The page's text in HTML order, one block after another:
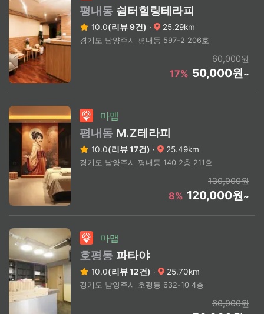
평내동 쉼터힐링테라피
10.0(리뷰 9건) · 25.29km
경기도 남양주시 평내동 597-2 206호
60,000원
17% 50,000원~
마맵
평내동 M.Z테라피
10.0(리뷰 17건) · 25.49km
경기도 남양주시 평내동 140 2층 211호
130,000원
8% 120,000원~
마맵
호평동 파타야
10.0(리뷰 12건) · 25.70km
경기도 남양주시 호평동 632-10 4층
60,000원